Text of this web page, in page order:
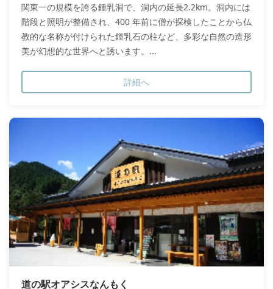
関東一の規模を誇る鍾乳洞で、洞内の延長2.2km。洞内には
階段と照明が整備され、400 年前に僧が探検したことから仏
教的な名称が付けられた鍾乳石の柱など、多彩な自然の造形
美が幻想的な世界へと誘います。...
詳細へ
道の駅オアシスなんもく